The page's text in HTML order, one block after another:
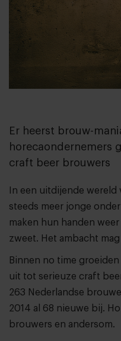
Er heerst brouw-
horecaondernemers
craft beer brouwers
In een uitdijende wereld
steeds meer jonge
maken hun handen
zweet. Het ambacht
Binnen no time
uit tot serieuze craft
263 Nederlandse
2014 al 68 nieuwe bij.
brouwers en andersom.